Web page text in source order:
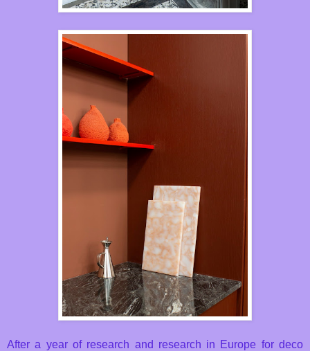
After a year of research and research in Europe for deco